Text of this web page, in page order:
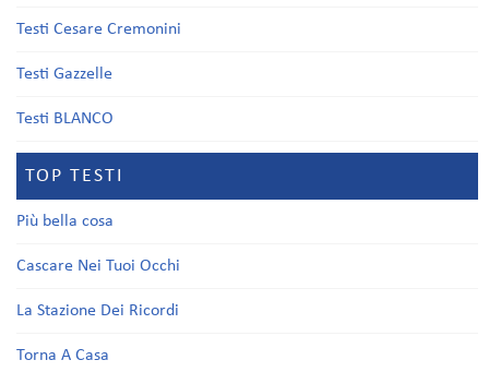
Testi Cesare Cremonini
Testi Gazzelle
Testi BLANCO
TOP TESTI
Più bella cosa
Cascare Nei Tuoi Occhi
La Stazione Dei Ricordi
Torna A Casa